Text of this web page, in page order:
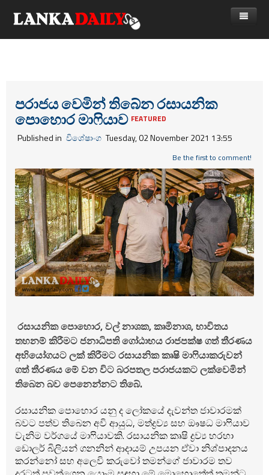
පරාජය වෙමින් තිබේන රසායනික
පොහොර මා‍ෆියාව FEATURED
Published in විශේෂාංග Tuesday, 02 November 2021 13:55
Be the first to comment!
රසායනික පොහොර, වල් නාශක, කෘමිනාශ, භාවිතය
තහනම් කිරීමට ජනාධිපති ගෝඨාභය රාජපක්ෂ ගත් තීරණය
අභියෝගයට ලක් කිරීමට රසායනික කෘෂි මා‍ෆියාකරුවන්
ගත් තීරණය මේ වන විට බරපතල පරාජයකට ලක්වෙමින්
තිබෙන බව පෙනෙන්නට තිබේ.
රසායනික පොහොර යනු ද ලෝකයේ දැවන්ත ජාවාරමක්
බවට පත්ව තිබෙන අවි ආයුධ, මත්ද්‍රව්‍ය සහ ඖෂධ මා‍ෆියාව
වැනිම වර්ගයේ මා‍ෆියාවකි. රසායනික කෘෂි ද්‍රව්‍ය හරහා
ඩොලර් බිලියන් ගනනින් ආදායම් උපයන ඒවා නිශ්පාදනය
කරන්නෝ සහ අලෙවි කරුවෝ තමන්ගේ ජාවාරම තව
ක්‍රීඩා
කලා
කාලීන සංවාද
විශේෂාංග
Life
විඩියෝ ගැලරිය
විමසීම්
Advertise with us